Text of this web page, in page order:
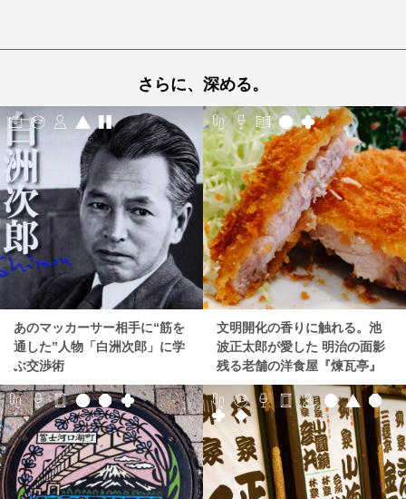
さらに、深める。
あのマッカーサー相手に“筋を
通した”人物「白洲次郎」に学
ぶ交渉術
文明開化の香りに触れる。池
波正太郎が愛した 明治の面影
残る老舗の洋食屋『煉瓦亭』